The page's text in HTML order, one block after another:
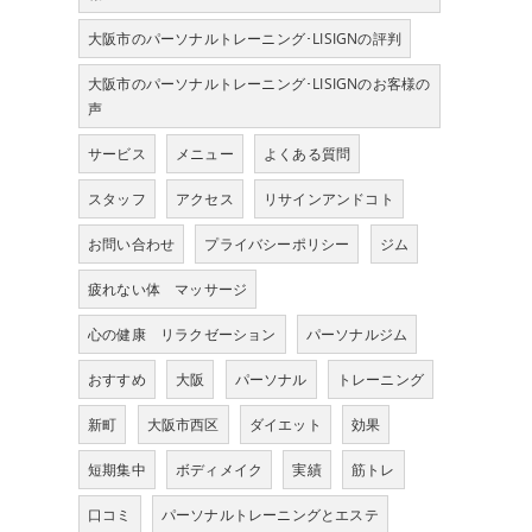
大阪市のパーソナルトレーニング･LISIGNの評判
大阪市のパーソナルトレーニング･LISIGNのお客様の
声
サービス メニュー よくある質問
スタッフ アクセス リサインアンドコト
お問い合わせ プライバシーポリシー ジム
疲れない体 マッサージ
心の健康 リラクゼーション パーソナルジム
おすすめ 大阪 パーソナル トレーニング
新町 大阪市西区 ダイエット 効果
短期集中 ボディメイク 実績 筋トレ
口コミ パーソナルトレーニングとエステ